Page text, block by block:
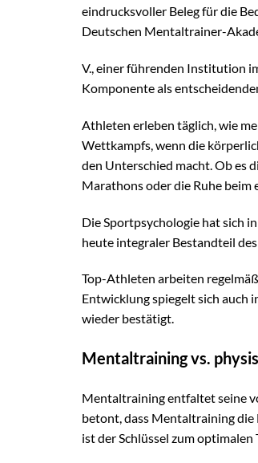
eindrucksvoller Beleg für die
Deutschen Mentaltrainer-
V., einer führenden Institution
Komponente als
Athleten erleben täglich, wie
Wettkampfs, wenn die
den Unterschied macht. Ob es
Marathons oder die Ruhe
Die Sportpsychologie hat sich
heute integraler Bestandteil
Top-Athleten arbeiten
Entwicklung spiegelt sich auch
wieder bestätigt.
Mentaltraining vs.
Mentaltraining entfaltet seine
betont, dass Mentaltraining die
ist der Schlüssel zum optimalen